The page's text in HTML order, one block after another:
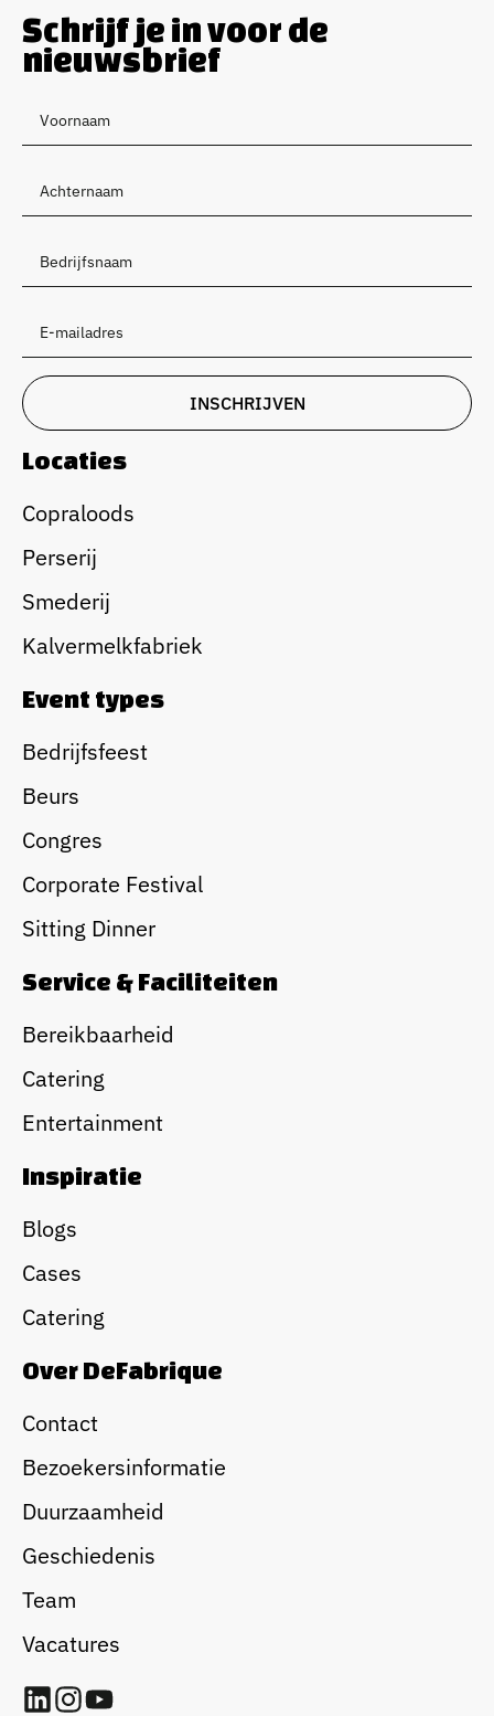
Schrijf je in voor de
nieuwsbrief
Locaties
Copraloods
Perserij
Smederij
Kalvermelkfabriek
Event types
Bedrijfsfeest
Beurs
Congres
Corporate Festival
Sitting Dinner
Service & Faciliteiten
Bereikbaarheid
Catering
Entertainment
Inspiratie
Blogs
Cases
Catering
Over DeFabrique
Contact
Bezoekersinformatie
Duurzaamheid
Geschiedenis
Team
Vacatures